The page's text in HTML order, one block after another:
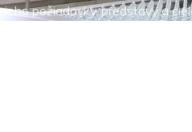
požiadavky, predstavy a